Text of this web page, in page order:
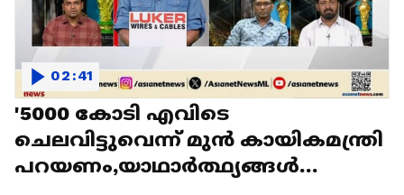
'5000 കോടി എവിടെ
ചെലവിട്ടുവെന്ന് മുൻ കായികമന്ത്രി
പറയണം,യാഥാർത്ഥ്യങ്ങൾ
02:41